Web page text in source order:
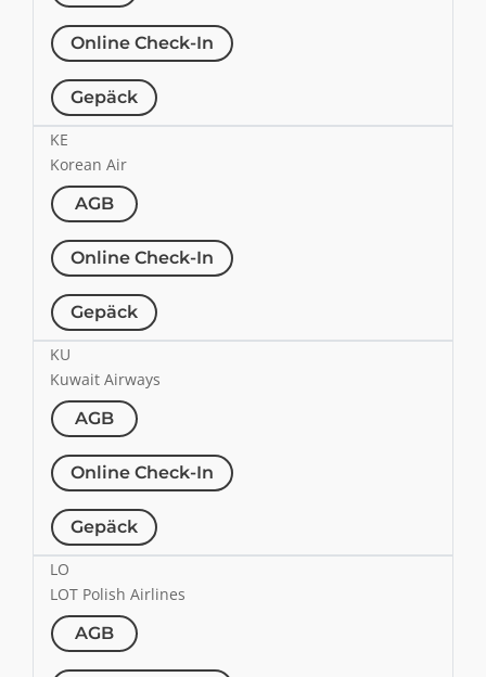
Online Check-In
Gepäck
KE
Korean Air
AGB
Online Check-In
Gepäck
KU
Kuwait Airways
AGB
Online Check-In
Gepäck
LO
LOT Polish Airlines
AGB